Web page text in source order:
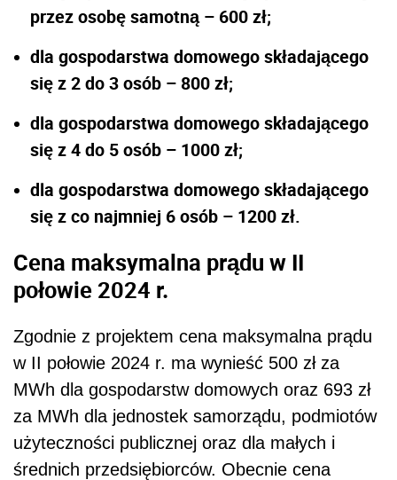
przez osobę samotną – 600 zł;
dla gospodarstwa domowego składającego
się z 2 do 3 osób – 800 zł;
dla gospodarstwa domowego składającego
się z 4 do 5 osób – 1000 zł;
dla gospodarstwa domowego składającego
się z co najmniej 6 osób – 1200 zł.
Cena maksymalna prądu w II
połowie 2024 r.
Zgodnie z projektem cena maksymalna prądu
w II połowie 2024 r. ma wynieść 500 zł za
MWh dla gospodarstw domowych oraz 693 zł
za MWh dla jednostek samorządu, podmiotów
użyteczności publicznej oraz dla małych i
średnich przedsiębiorców. Obecnie cena